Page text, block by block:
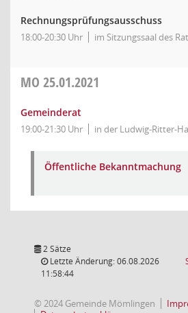
Rechnungsprüfungsausschuss
18:00-20:30 Uhr im Sitzungssaal des
MO 25.01.2021
Gemeinderat
19:00-21:30 Uhr in der Ludwig-Ritter-
Öffentliche Bekanntmachung
2 Sätze
Letzte Änderung: 06.08.2026
11:58:44
© 2024 Gemeinde Mömlingen